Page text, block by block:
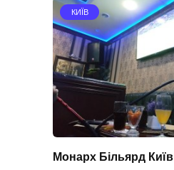
КИЇВ
Монарх Більярд Київ